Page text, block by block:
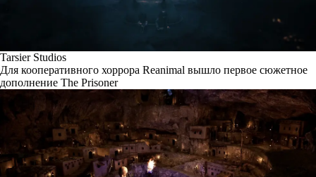
Tarsier Studios
Для кооперативного хоррора Reanimal вышло первое сюжетное
дополнение The Prisoner